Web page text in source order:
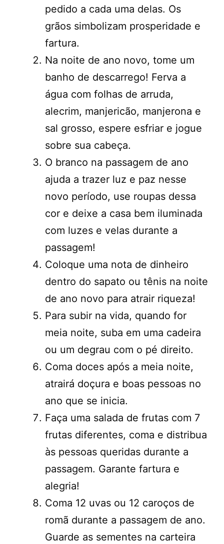
pedido a cada uma delas. Os
grãos simbolizam prosperidade e
fartura.
Na noite de ano novo, tome um
banho de descarrego! Ferva a
água com folhas de arruda,
alecrim, manjericão, manjerona e
sal grosso, espere esfriar e jogue
sobre sua cabeça.
O branco na passagem de ano
ajuda a trazer luz e paz nesse
novo período, use roupas dessa
cor e deixe a casa bem iluminada
com luzes e velas durante a
passagem!
Coloque uma nota de dinheiro
dentro do sapato ou tênis na noite
de ano novo para atrair riqueza!
Para subir na vida, quando for
meia noite, suba em uma cadeira
ou um degrau com o pé direito.
Coma doces após a meia noite,
atrairá doçura e boas pessoas no
ano que se inicia.
Faça uma salada de frutas com 7
frutas diferentes, coma e distribua
às pessoas queridas durante a
passagem. Garante fartura e
alegria!
Coma 12 uvas ou 12 caroços de
romã durante a passagem de ano.
Guarde as sementes na carteira